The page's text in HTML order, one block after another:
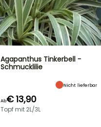
Agapanthus Tinkerbell -
Schmucklilie
Nicht lieferbar
Ab€ 13,90
Topf mit 2L/3L